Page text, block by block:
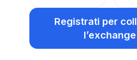
Registrati per
l’exchange